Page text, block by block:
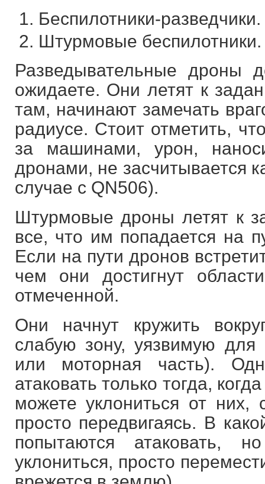
Беспилотники-разведчики.
Штурмовые беспилотники.
Разведывательные дроны
ожидаете. Они летят к
там, начинают замечать
радиусе. Стоит отметить,
за машинами, урон,
дронами, не засчитывается
случае с QN506).
Штурмовые дроны летят к
все, что им попадается на
Если на пути дронов
чем они достигнут
отмеченной.
Они начнут кружить
слабую зону, уязвимую
или моторная часть).
атаковать только тогда,
можете уклониться от
просто передвигаясь. В
попытаются атаковать,
уклониться, просто